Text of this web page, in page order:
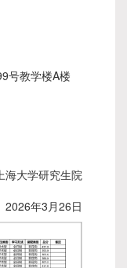
号教学楼A楼
海大学研究生院
2026年3月26日